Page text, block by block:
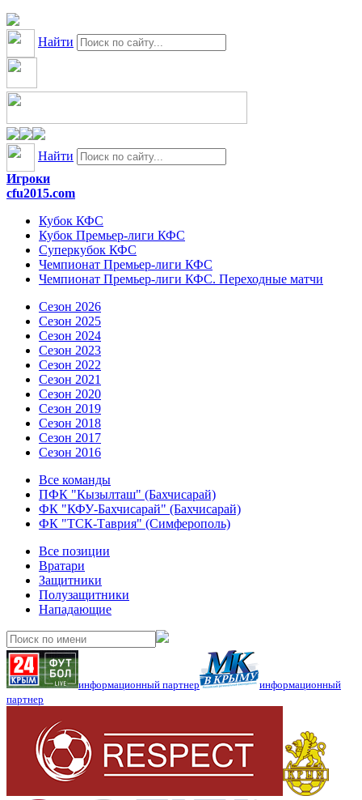
Найти
Найти
Игроки
cfu2015.com
Кубок КФС
Кубок Премьер-лиги КФС
Суперкубок КФС
Чемпионат Премьер-лиги КФС
Чемпионат Премьер-лиги КФС. Переходные матчи
Сезон 2026
Сезон 2025
Сезон 2024
Сезон 2023
Сезон 2022
Сезон 2021
Сезон 2020
Сезон 2019
Сезон 2018
Сезон 2017
Сезон 2016
Все команды
ПФК "Кызылташ" (Бахчисарай)
ФК "КФУ-Бахчисарай" (Бахчисарай)
ФК "ТСК-Таврия" (Симферополь)
Все позиции
Вратари
Защитники
Полузащитники
Нападающие
информационный партнер
информационный
партнер